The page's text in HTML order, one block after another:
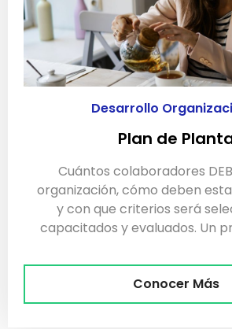
Desarrollo
Plan de
Cuántos colaboradores
organización, cómo deben
y con que criterios será
capacitados y evaluados. Un
Conocer Más